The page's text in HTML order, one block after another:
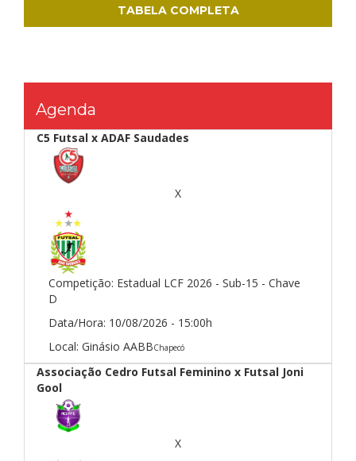
TABELA COMPLETA
Agenda
C5 Futsal x ADAF Saudades
X
Competição: Estadual LCF 2026 - Sub-15 - Chave
D
Data/Hora: 10/08/2026 - 15:00h
Local: Ginásio AABBChapecó
Associação Cedro Futsal Feminino x Futsal Joni
Gool
X